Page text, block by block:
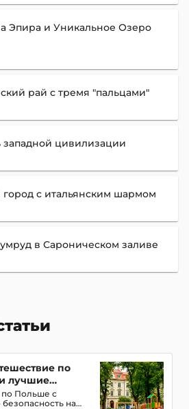
Эпира и Уникальное Озеро
рай с тремя "пальцами"
цивилизации
город с итальянским шармом
в Сароническом заливе
по
лучшие
по Польше с
на